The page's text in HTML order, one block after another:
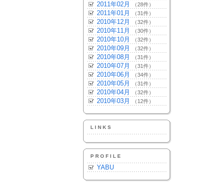
2011年02月 （28件）
2011年01月 （31件）
2010年12月 （32件）
2010年11月 （30件）
2010年10月 （32件）
2010年09月 （32件）
2010年08月 （31件）
2010年07月 （31件）
2010年06月 （34件）
2010年05月 （31件）
2010年04月 （32件）
2010年03月 （12件）
LINKS
PROFILE
YABU